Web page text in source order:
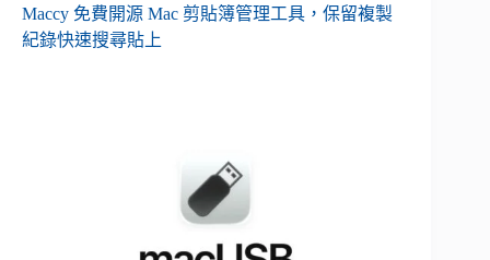
Maccy 免費開源 Mac 剪貼簿管理工具，保留複製
紀錄快速搜尋貼上